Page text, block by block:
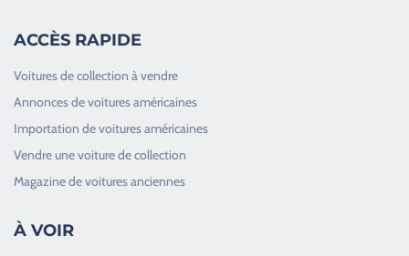
ACCÈS RAPIDE
Voitures de collection à vendre
Annonces de voitures américaines
Importation de voitures américaines
Vendre une voiture de collection
Magazine de voitures anciennes
À VOIR